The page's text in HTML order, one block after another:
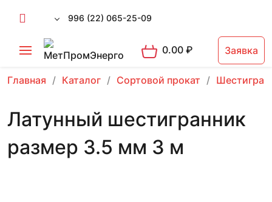
996 (22) 065-25-09
0.00₽ Заявка
Главная Каталог Сортовой прокат
Латунный шестигранник
размер 3.5 мм 3 м